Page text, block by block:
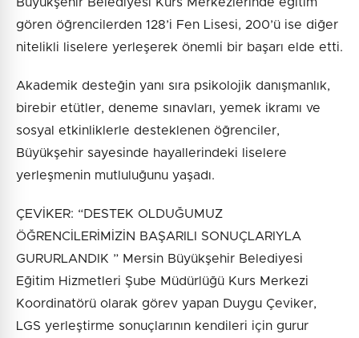
Büyükşehir Belediyesi Kurs Merkezlerinde eğitim
gören öğrencilerden 128’i Fen Lisesi, 200’ü ise diğer
nitelikli liselere yerleşerek önemli bir başarı elde etti.
Akademik desteğin yanı sıra psikolojik danışmanlık,
birebir etütler, deneme sınavları, yemek ikramı ve
sosyal etkinliklerle desteklenen öğrenciler,
Büyükşehir sayesinde hayallerindeki liselere
yerleşmenin mutluluğunu yaşadı.
ÇEVİKER: “DESTEK OLDUĞUMUZ
ÖĞRENCİLERİMİZİN BAŞARILI SONUÇLARIYLA
GURURLANDIK ” Mersin Büyükşehir Belediyesi
Eğitim Hizmetleri Şube Müdürlüğü Kurs Merkezi
Koordinatörü olarak görev yapan Duygu Çeviker,
LGS yerleştirme sonuçlarının kendileri için gurur